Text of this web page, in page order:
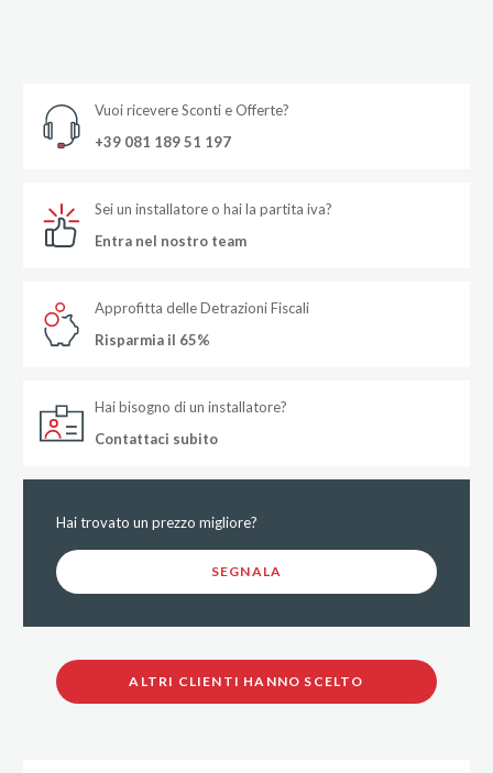
Vuoi ricevere Sconti e Offerte?
+39 081 189 51 197
Sei un installatore o hai la partita iva?
Entra nel nostro team
Approfitta delle Detrazioni Fiscali
Risparmia il 65%
Hai bisogno di un installatore?
Contattaci subito
Hai trovato un prezzo migliore?
SEGNALA
ALTRI CLIENTI HANNO SCELTO